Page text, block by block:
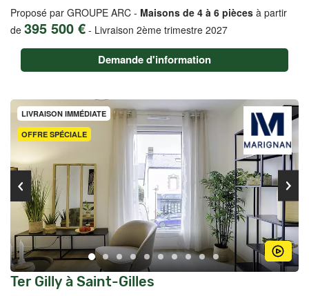
Proposé par GROUPE ARC - Maisons de 4 à 6 pièces à partir
de 395 500 € - Livraison 2ème trimestre 2027
Demande d'information
OFFRE SPÉCIALE
LIVRAISON IMMÉDIATE
Ter Gilly à Saint-Gilles